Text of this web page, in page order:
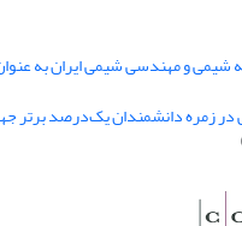
و مهندسی شیمی ایران به
در زمره دانشمندان یک‌درصد برتر